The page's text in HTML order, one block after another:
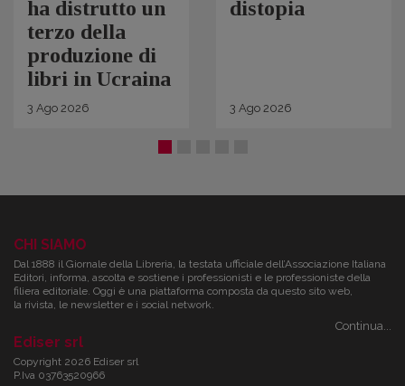
ha distrutto un
terzo della
produzione di
libri in Ucraina
3 Ago 2026
distopia
3 Ago 2026
CHI SIAMO
Dal 1888 il Giornale della Libreria, la testata ufficiale dell’Associazione Italiana
Editori, informa, ascolta e sostiene i professionisti e le professioniste della
filiera editoriale. Oggi è una piattaforma composta da questo sito web,
la rivista, le newsletter e i social network.
Continua...
Ediser srl
Copyright 2026 Ediser srl
P.Iva 03763520966